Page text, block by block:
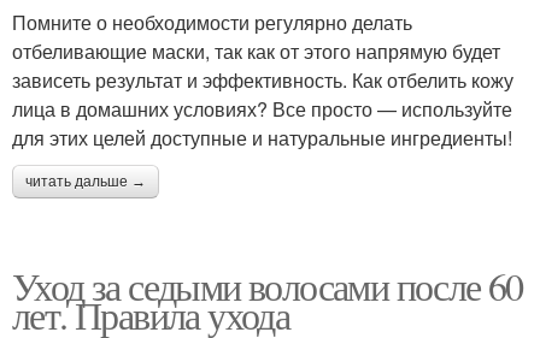
Помните о необходимости регулярно делать
отбеливающие маски, так как от этого напрямую будет
зависеть результат и эффективность. Как отбелить кожу
лица в домашних условиях? Все просто — используйте
для этих целей доступные и натуральные ингредиенты!
читать дальше →
Уход за седыми волосами после 60
лет. Правила ухода